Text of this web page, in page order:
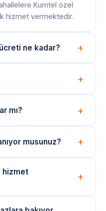
Kumtel özel
hizmet vermektedir.
ne kadar?
bilgisi paylaşılır.
İşlem öncesi fiyat
mı?
durumlar için çağrı
musunuz?
Parça değişimlerinde
hizmet